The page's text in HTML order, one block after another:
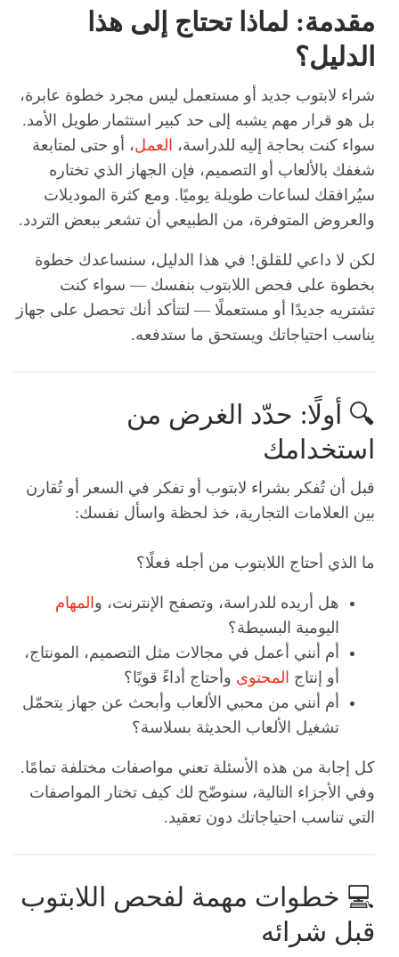
مقدمة: لماذا تحتاج إلى هذا
الدليل؟
شراء لابتوب جديد أو مستعمل ليس مجرد خطوة عابرة،
بل هو قرار مهم يشبه إلى حد كبير استثمار طويل الأمد.
سواء كنت بحاجة إليه للدراسة،
العمل، أو حتى لمتابعة
شغفك بالألعاب أو التصميم، فإن الجهاز الذي تختاره
سيُرافقك لساعات طويلة يوميًا. ومع كثرة الموديلات
والعروض المتوفرة، من الطبيعي أن تشعر ببعض التردد.
لكن لا داعي للقلق! في هذا الدليل، سنساعدك خطوة
بخطوة على فحص اللابتوب بنفسك — سواء كنت
تشتريه جديدًا أو مستعملًا — لتتأكد أنك تحصل على جهاز
يناسب احتياجاتك ويستحق ما ستدفعه.
🔍 أولًا: حدّد الغرض من
استخدامك
قبل أن تُفكر بشراء لابتوب أو تفكر في السعر أو تُقارن
بين العلامات التجارية، خذ لحظة واسأل نفسك:
ما الذي أحتاج اللابتوب من أجله فعلًا؟
هل أريده للدراسة، وتصفح الإنترنت، و المهام
اليومية البسيطة؟
أم أنني أعمل في مجالات مثل التصميم، المونتاج،
أو إنتاج المحتوى وأحتاج أداءً قويًا؟
أم أنني من محبي الألعاب وأبحث عن جهاز يتحمّل
تشغيل الألعاب الحديثة بسلاسة؟
كل إجابة من هذه الأسئلة تعني مواصفات مختلفة تمامًا.
وفي الأجزاء التالية، سنوضّح لك كيف تختار المواصفات
التي تناسب احتياجاتك دون تعقيد.
💻 خطوات مهمة لفحص اللابتوب
قبل شرائه